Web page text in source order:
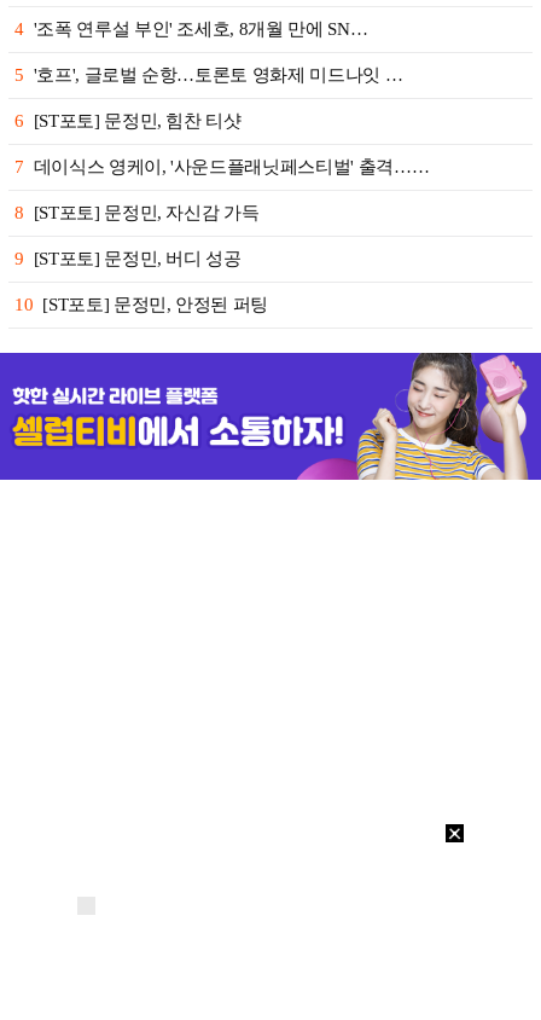
4 '조폭 연루설 부인' 조세호, 8개월 만에 SN…
5 '호프', 글로벌 순항…토론토 영화제 미드나잇 …
6 [ST포토] 문정민, 힘찬 티샷
7 데이식스 영케이, '사운드플래닛페스티벌' 출격……
8 [ST포토] 문정민, 자신감 가득
9 [ST포토] 문정민, 버디 성공
10 [ST포토] 문정민, 안정된 퍼팅